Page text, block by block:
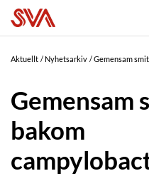
Aktuellt Nyhetsarkiv Gemensam
Gemensam
bakom